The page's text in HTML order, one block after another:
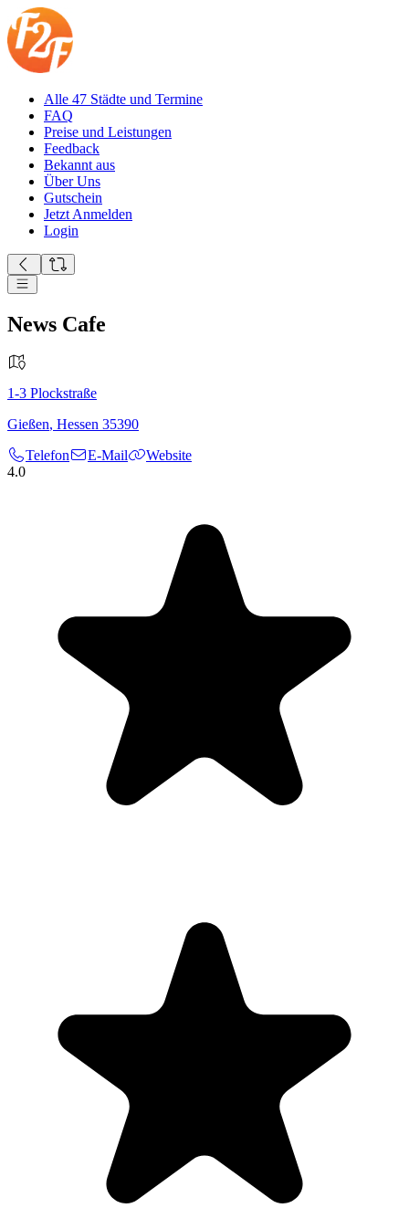
Alle 47 Städte und Termine
FAQ
Preise und Leistungen
Feedback
Bekannt aus
Über Uns
Gutschein
Jetzt Anmelden
Login
News Cafe
1-3 Plockstraße
Gießen, Hessen 35390
Telefon
E-Mail
Website
4.0